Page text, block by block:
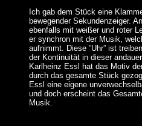
Ich gab dem Stück eine
bewegender Sekundenzeiger.
ebenfalls mit weißer und roter
er synchron mit der Musik,
aufnimmt. Diese ”Uhr” ist
der Kontinuität in dieser
Karlheinz Essl hat das Motiv
durch das gesamte Stück
Essl eine eigene
und doch erscheint das
Musik.